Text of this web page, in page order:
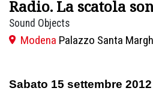
Radio. La scatola
Sound Objects
Modena Palazzo Santa
Sabato 15 settembre 2012